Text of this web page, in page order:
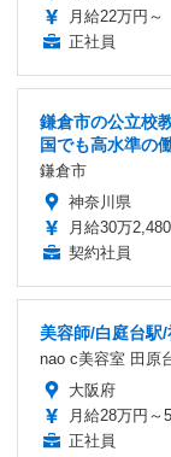
月給22万円～
正社員
鎌倉市の公立校
国でも高水準の
鎌倉市
神奈川県
月給30万
契約社員
美容師/白庭台駅
nao c美容室 田原
大阪府
月給28万円～
正社員